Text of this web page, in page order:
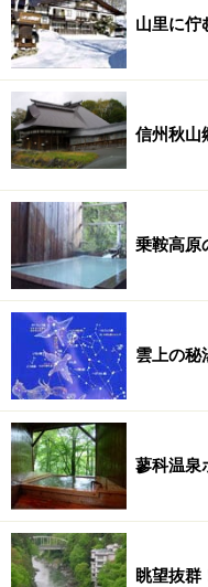
山里に佇
信州秋山
乗鞍高原
雲上の秘
蓼科温泉
眺望抜群